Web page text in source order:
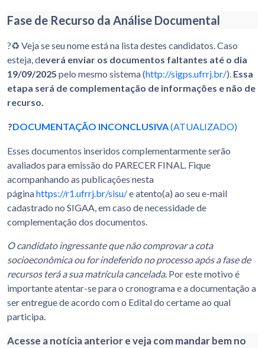
Fase de Recurso da Análise Documental
?♻️ Veja se seu nome está na lista destes candidatos. Caso
esteja, deverá enviar os documentos faltantes até o dia
19/09/2025 pelo mesmo sistema (http://sigps.ufrrj.br/). Essa
etapa será de complementação de informações e não de
recurso.
?DOCUMENTAÇÃO INCONCLUSIVA(ATUALIZADO)
Esses documentos inseridos complementarmente serão
avaliados para emissão do PARECER FINAL. Fique
acompanhando as publicações nesta
páginahttps://r1.ufrrj.br/sisu/e atento(a) ao seu e-mail
cadastrado no SIGAA, em caso de necessidade de
complementação dos documentos.
O candidato ingressante que não comprovar a cota
socioeconômica ou for indeferido no processo após a fase de
recursos terá a sua matrícula cancelada. Por este motivo é
importante atentar-se para o cronograma e a documentação a
ser entregue de acordo com o Edital do certame ao qual
participa.
Acesse a notícia anterior e veja com mandar bem no